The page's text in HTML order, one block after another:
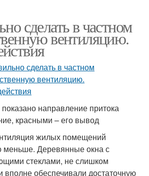
сделать в частном
вентиляцию.
направление притока
красными – его вывод
жилых помещений
меньше. Деревянные окна с
стеклами, не слишком
вполне обеспечивали достаточную